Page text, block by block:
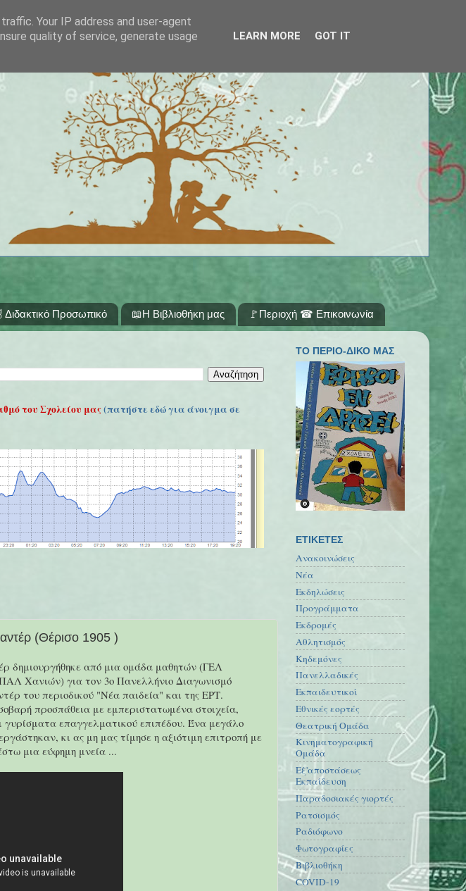
Διδακτικό Προσωπικό 📖Η Βιβλιοθήκη μας 🚩Περιοχή ☎ Επικοινωνία
του Σχολείου μας(πατήστε εδώ για άνοιγμα σε
(Θέρισο 1905 )
δημιουργήθηκε από μια ομάδα μαθητών (ΓΕΛ
Χανιών) για τον 3ο Πανελλήνιο Διαγωνισμό
του περιοδικού "Νέα παιδεία" και της ΕΡΤ.
προσπάθεια με εμπεριστατωμένα στοιχεία,
γυρίσματα επαγγελματικού επιπέδου. Ένα μεγάλο
κι ας μη μας τίμησε η αξιότιμη επιτροπή με
μια εύφημη μνεία ...
ΤΟ ΠΕΡΙΟ-ΔΙΚΟ ΜΑΣ
ΕΤΙΚΕΤΕΣ
Ανακοινώσεις
Νέα
Εκδηλώσεις
Προγράμματα
Εκδρομές
Αθλητισμός
Κηδεμόνες
Πανελλαδικές
Εκπαιδευτικοί
Εθνικές εορτές
Θεατρική Ομάδα
Κινηματογραφική
Ομάδα
Εξ'αποστάσεως
Εκπαίδευση
Παραδοσιακές γιορτές
Ρατσισμός
Ραδιόφωνο
Φωτογραφίες
Βιβλιοθήκη
COVID-19
Your IP address and user-agent
quality of service, generate usage
LEARN MORE GOT IT